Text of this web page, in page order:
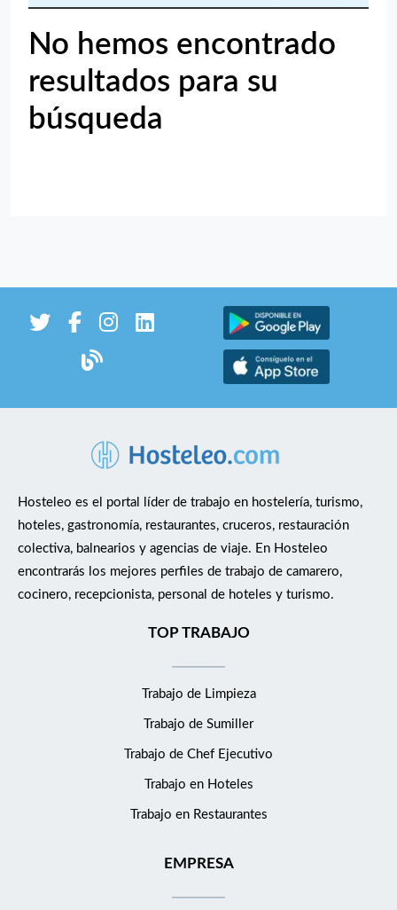
No hemos encontrado
resultados para su
búsqueda
Hosteleo es el portal líder de trabajo en hostelería, turismo,
hoteles, gastronomía, restaurantes, cruceros, restauración
colectiva, balnearios y agencias de viaje. En Hosteleo
encontrarás los mejores perfiles de trabajo de camarero,
cocinero, recepcionista, personal de hoteles y turismo.
TOP TRABAJO
Trabajo de Limpieza
Trabajo de Sumiller
Trabajo de Chef Ejecutivo
Trabajo en Hoteles
Trabajo en Restaurantes
EMPRESA